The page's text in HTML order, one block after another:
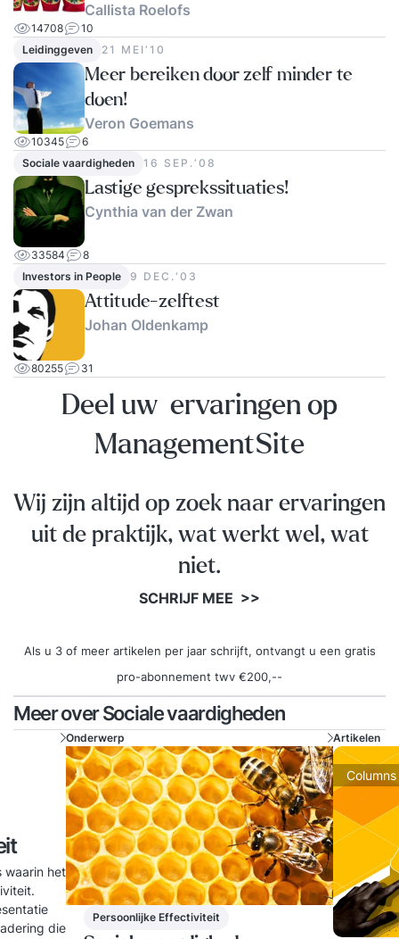
Callista Roelofs
14708
10
Leidinggeven
21 MEI‘10
Meer bereiken door zelf minder te
doen!
Veron Goemans
10345
6
Sociale vaardigheden
16 SEP.‘08
Lastige gesprekssituaties!
Cynthia van der Zwan
33584
8
Investors in People
9 DEC.‘03
Attitude-zelftest
Johan Oldenkamp
80255 31
Deel uw ervaringen op
ManagementSite
Wij zijn altijd op zoek naar ervaringen
uit de praktijk, wat werkt wel, wat
niet.
SCHRIJF MEE >>
Als u 3 of meer artikelen per jaar schrijft, ontvangt u een gratis
pro-abonnement twv €200,--
Meer over Sociale vaardigheden
waarin het
die
Onderwerp
Persoonlijke Effectiviteit
Artikelen
Columns